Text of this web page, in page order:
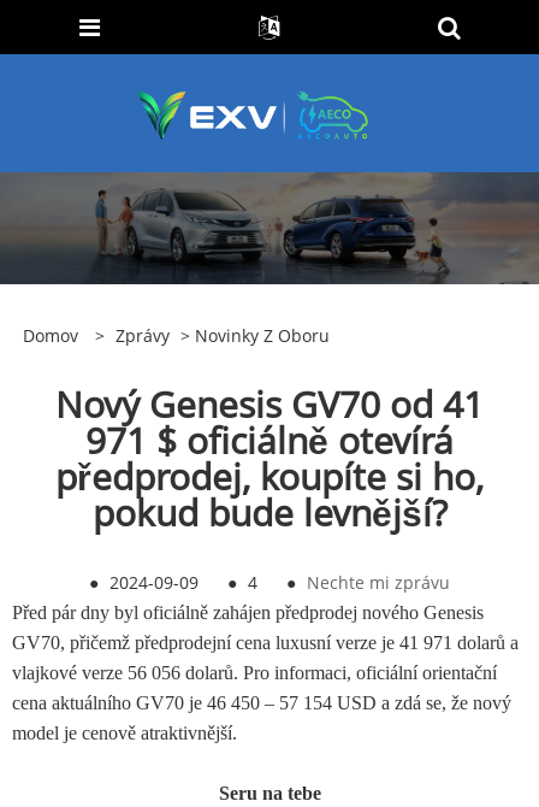
Domov > Zprávy > Novinky Z Oboru
Nový Genesis GV70 od 41
971 $ oficiálně otevírá
předprodej, koupíte si ho,
pokud bude levnější?
● 2024-09-09 ● 4 ● Nechte mi zprávu
Před pár dny byl oficiálně zahájen předprodej nového Genesis
GV70, přičemž předprodejní cena luxusní verze je 41 971 dolarů a
vlajkové verze 56 056 dolarů. Pro informaci, oficiální orientační
cena aktuálního GV70 je 46 450 – 57 154 USD a zdá se, že nový
model je cenově atraktivnější.
Seru na tebe